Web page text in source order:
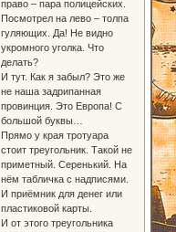
право – пара полицейских.
Посмотрел на лево – толпа
гуляющих. Да! Не видно
укромного уголка. Что
делать?
И тут. Как я забыл? Это же
не наша задрипанная
провинция. Это Европа! С
большой буквы…
Прямо у края тротуара
стоит треугольник. Такой не
приметный. Серенький. На
нём табличка с надписями.
И приёмник для денег или
пластиковой карты.
И от этого треугольника